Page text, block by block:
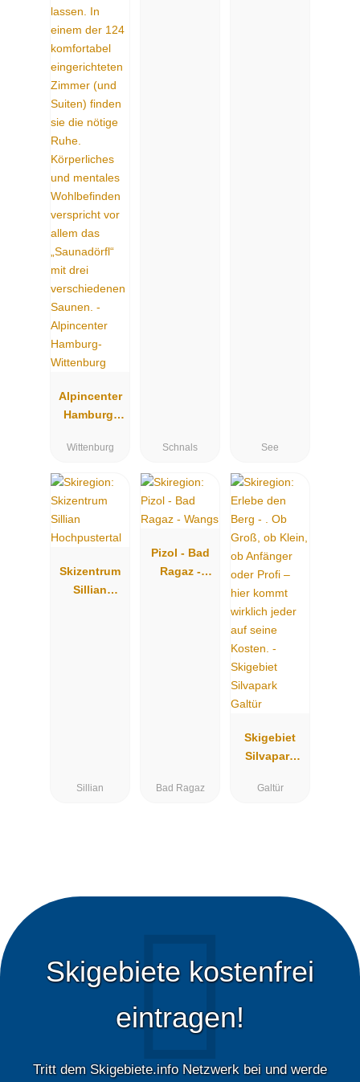
Alpincenter
Hamburg-
Wittenburg Schnals See
Skizentrum
Sillian
Sillian
Pizol - Bad
Ragaz -
Bad Ragaz
Skigebiet
Silvapark
Galtür
Skigebiete kostenfrei
eintragen!
Tritt dem Skigebiete.info Netzwerk bei und werde